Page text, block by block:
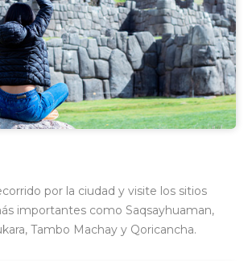
por la ciudad y visite los sitios
importantes como Saqsayhuaman,
Tambo Machay y Qoricancha.